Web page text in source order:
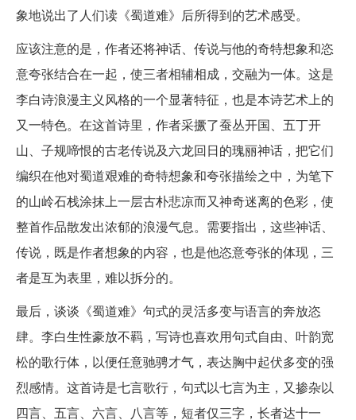
象地说出了人们读《蜀道难》后所得到的艺术感受。
应该注意的是，作者还将神话、传说与他的奇特想象和恣
意夸张结合在一起，使三者相辅相成，交融为一体。这是
李白诗浪漫主义风格的一个显著特征，也是本诗艺术上的
又一特色。在这首诗里，作者采撅了蚕丛开国、五丁开
山、子规啼恨的古老传说及六龙回日的瑰丽神话，把它们
编织在他对蜀道艰难的奇特想象和夸张描绘之中，为笔下
的山岭石栈涂抹上一层古朴悲凉而又神奇迷离的色彩，使
整首作品散发出浓郁的浪漫气息。需要指出，这些神话、
传说，既是作者想象的内容，也是他恣意夸张的体现，三
者是互为表里，难以拆分的。
最后，谈谈《蜀道难》句式的灵活多变与语言的奔放恣
肆。李白生性豪放不羁，写诗也喜欢用句式自由、叶韵宽
松的歌行体，以便任意驰骋才气，表达胸中起伏多变的强
烈感情。这首诗是七言歌行，句式以七言为主，又掺杂以
四言、五言、六言、八言等，短者仅三字，长者达十一